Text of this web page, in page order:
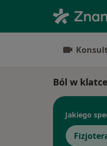
Ból w
Jakiego